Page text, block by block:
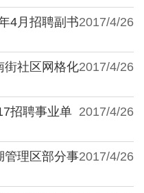
2017/4/26
4月招聘副书
2017/4/26
街社区网格化
2017/4/26
招聘事业单
2017/4/26
管理区部分事